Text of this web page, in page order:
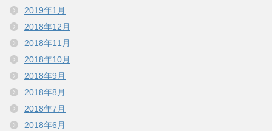
2019年1月
2018年12月
2018年11月
2018年10月
2018年9月
2018年8月
2018年7月
2018年6月